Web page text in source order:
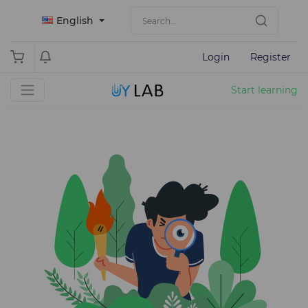
English
Login Register
Start learning